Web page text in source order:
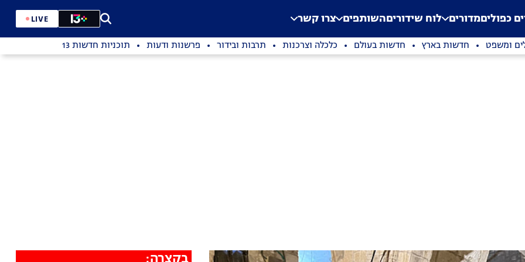
Application error: a
. כפוליםמדורים לוח שידוריםהשותפים צרו קשר LIVE
ומשפט חדשות בארץ חדשות בעולם כלכלה וצרכנות תרבות ובידור פרשנות ודעות תוכניות חדשות 13